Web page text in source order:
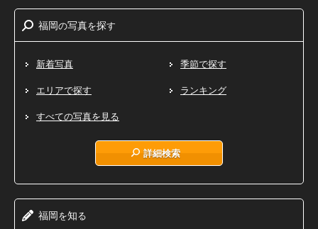
福岡の写真を探す
新着写真 季節で探す
エリアで探す ランキング
すべての写真を見る
詳細検索
福岡を知る